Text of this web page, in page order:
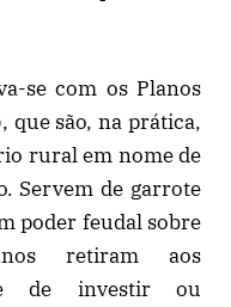
se com os Planos
que são, na prática,
rural em nome de
Servem de garrote
poder feudal sobre
retiram aos
de investir ou